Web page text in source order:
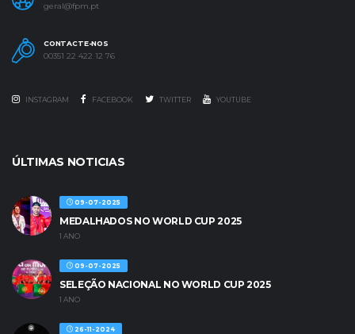
geral@fpm.pt
CONTACTE-NOS
00351 22 422 12 76
INSTAGRAM FACEBOOK TWITTER YOUTUBE
ÚLTIMAS NOTICIAS
09-07-2025
MEDALHADOS NO WORLD CUP 2025
1 ANO
09-07-2025
SELEÇÃO NACIONAL NO WORLD CUP 2025
1 ANO
26-11-2024